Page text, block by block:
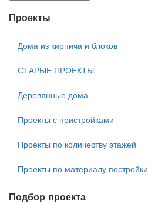
Проекты
Дома из кирпича и блоков
СТАРЫЕ ПРОЕКТЫ
Деревянные дома
Проекты с пристройками
Проекты по количеству этажей
Проекты по материалу постройки
Подбор проекта